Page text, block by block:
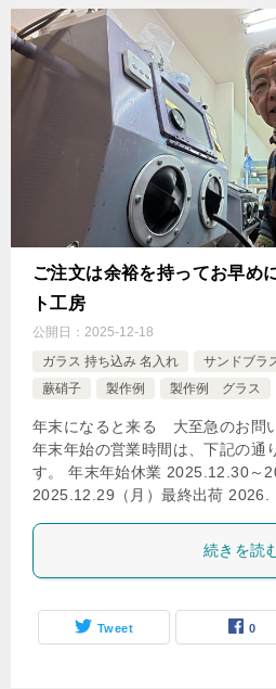
ご注文は余裕を持ってお早め
ト工房
公開日： 2025-12-18
ガラス 持ち込み 名入れ
サンドブラ
蕨硝子
製作例 製作例 グラス
年末になると来る 大至急のお問
年末年始の営業時間は、下記の通
す。 年末年始休業 2025.12.30～
2025.12.29（月）最終出荷
続きを読
Tweet 0